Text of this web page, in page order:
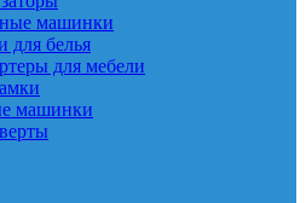
машинки
для белья
для мебели
машинки